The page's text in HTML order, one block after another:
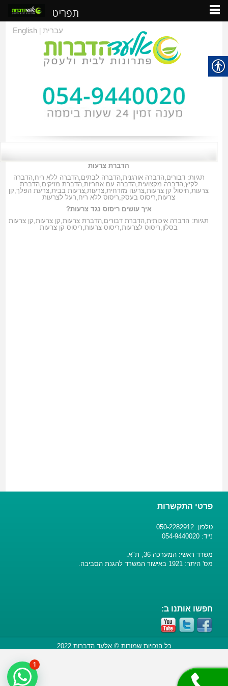
עברית|
English
הדברת צרעות
תגיות:דבורים,הדברה אורגנית,הדברה לבתים,הדברה ללא ריח,הדברה
לקיץ,הדברה מקצועית,הדברה עם אחריות,הדברת מזיקים,הדברת
צרעות,חיסול קן צרעות,צרעה מזרחית,צרעות,צרעות בבית,צרעת הפלך,קן
צרעות,ריסוס בעסק,ריסוס ללא ריח,רעל לצרעות
איך עושים ריסוס נגד צרעות?
תגיות: הדברה איכותית,הדברת דבורים,הדברת צרעות,קן צרעות,קן צרעות
בסלון,ריסוס לצרעות,ריסוס צרעות,ריסוס קן צרעות
פרטי התקשרות
טלפון: 050-2282912
נייד: 054-9440020
משרד ראשי: המערכה 36, ת"א.
מס' היתר: 1921 באישור המשרד להגנת הסביבה.
חפשו אותנו ב:
כל הזכויות שמורות © אלעד הדברות 2022
1
תפריט